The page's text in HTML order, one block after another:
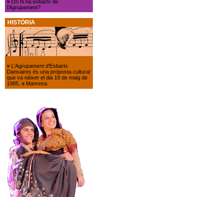
»On hi ha esbarts de
l’Agrupament?
HISTÒRIA
» L'Agrupament d'Esbarts
Dansaires és una proposta cultural
que va néixer el dia 19 de maig de
1985, a Manresa.